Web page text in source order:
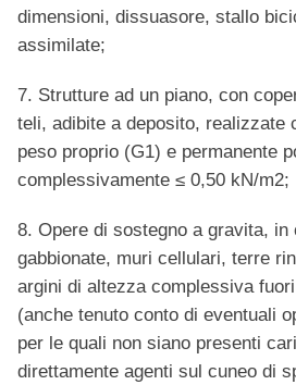
dimensioni, dissuasore, stallo
assimilate;
7. Strutture ad un piano, con
teli, adibite a deposito, realizzate
peso proprio (G1) e permanente
complessivamente ≤ 0,50 kN/m2;
8. Opere di sostegno a gravita,
gabbionate, muri cellulari, terre
argini di altezza complessiva
(anche tenuto conto di eventuali
per le quali non siano presenti
direttamente agenti sul cuneo di